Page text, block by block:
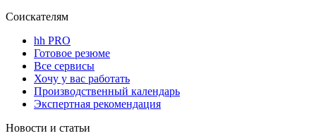
Соискателям
hh PRO
Готовое резюме
Все сервисы
Хочу у вас работать
Производственный календарь
Экспертная рекомендация
Новости и статьи